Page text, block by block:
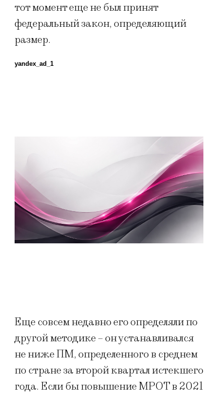
тот момент еще не был принят
федеральный закон, определяющий
размер.
yandex_ad_1
Еще совсем недавно его определяли по
другой методике – он устанавливался
не ниже ПМ, определенного в среднем
по стране за второй квартал истекшего
года. Если бы повышение МРОТ в 2021